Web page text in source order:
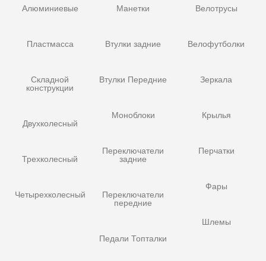
Алюминиевые
Пластмасса
Складной
конструкции
Двухколесный
Трехколесный
Четырехколесный
Манетки
Втулки задние
Втулки Передние
Моноблоки
Переключатели
задние
Переключатели
передние
Педали Топталки
Велотрусы
Велофутболки
Зеркала
Крылья
Перчатки
Фары
Шлемы